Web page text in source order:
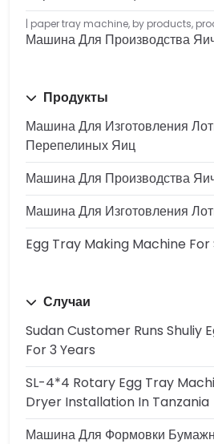
paper tray machine, by products,
Машина Для Производства
Продукты
Машина Для Изготовления
Перепелиных Яиц
Машина Для Производства
Машина Для Изготовления
Egg Tray Making Machine For
Случаи
Sudan Customer Runs Shuliy
For 3 Years
SL-4*4 Rotary Egg Tray
Dryer Installation In Tanzania
Машина Для Формовки